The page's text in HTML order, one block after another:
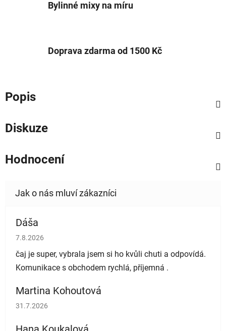
Bylinné mixy na míru
Doprava zdarma od 1500 Kč
Popis
Diskuze
Hodnocení
Dáša
Hodnocení obchodu je 5 z 5 hvězdiček.
7.8.2026
čaj je super, vybrala jsem si ho kvůli chuti a odpovídá.
Komunikace s obchodem rychlá, příjemná .
Martina Kohoutová
Hodnocení obchodu je 5 z 5 hvězdiček.
31.7.2026